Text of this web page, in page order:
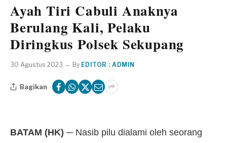
Ayah Tiri Cabuli Anaknya
Berulang Kali, Pelaku
Diringkus Polsek Sekupang
30 Agustus 2023 By EDITOR : ADMIN
Bagikan
BATAM (HK) ─ Nasib pilu dialami oleh seorang